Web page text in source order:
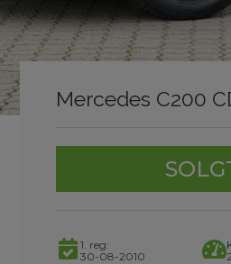
Mercedes C200
1. reg:
30-08-2010